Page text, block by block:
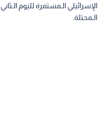
الإسرائيلي الـمستمرة لليوم
الـمحتلة.